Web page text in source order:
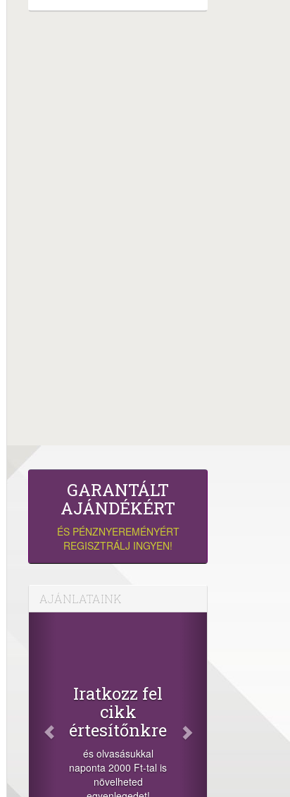
GARANTÁLT
AJÁNDÉKÉRT
ÉS PÉNZNYEREMÉNYÉRT
REGISZTRÁLJ INGYEN!
AJÁNLATAINK
+1.000.000 Ft...
-nyeremény növelés jár
a szerencsésnek a
sorsolás napján! A
cikkek alján találsz
megosztási
lehetőséget. Lájkolj is
minket!